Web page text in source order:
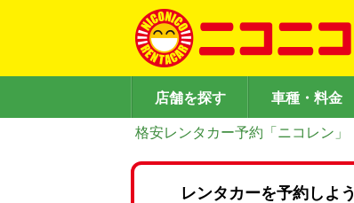
店舗を探す 車種・料金
格安レンタカー予約「ニコレン」
レンタカーを予約しよう